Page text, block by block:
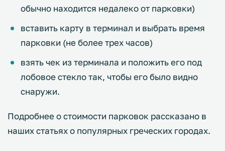
обычно находится недалеко от парковки)
вставить карту в терминал и выбрать время
парковки (не более трех часов)
взять чек из терминала и положить его под
лобовое стекло так, чтобы его было видно
снаружи.
Подробнее о стоимости парковок рассказано в
наших статьях о популярных греческих городах.